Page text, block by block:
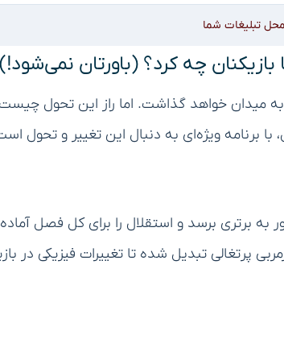
محل تبلیغات شما
چه کرد؟ (باورتان نمی‌شود!)
میدان خواهد گذاشت. اما راز این تحول
با برنامه ویژه‌ای به دنبال این تغییر و تحول
به برتری برسد و استقلال را برای کل فصل
پرتغالی تبدیل شده تا تغییرات فیزیکی در